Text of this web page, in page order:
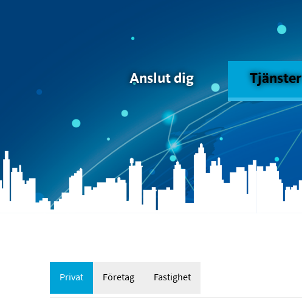
Anslut dig Tjänster
Privat Företag Fastighet